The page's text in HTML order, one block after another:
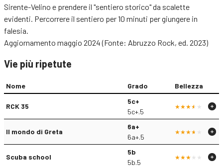
Sirente-Velino e prendere il "sentiero storico" da scalette
evidenti. Percorrere il sentiero per 10 minuti per giungere in
falesia.
Aggiornamento maggio 2024 (Fonte: Abruzzo Rock, ed. 2023)
Vie più ripetute
Nome Grado Bellezza
RCK 35
5c+
5c+.5
Il mondo di Greta
6a+
6a+.5
Scuba school
5b
5b.5